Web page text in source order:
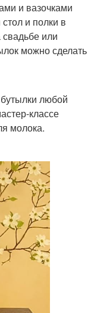
и вазочками
и полки в
или
можно сделать
любой
классе
молока.